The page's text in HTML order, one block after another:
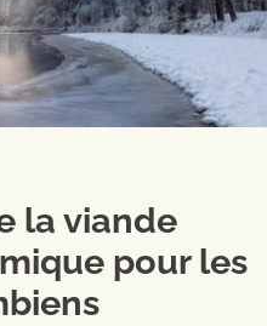
la viande
pour les